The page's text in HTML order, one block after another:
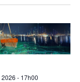
- 17h00